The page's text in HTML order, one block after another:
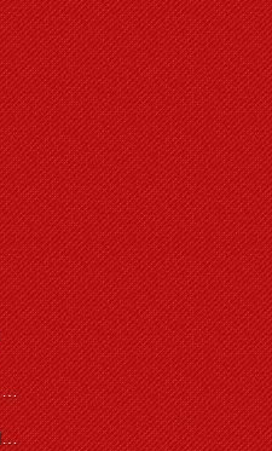
Иван Върбанов – журналист | The News BG Reporter
РЕДАКЦИОННА ПОЛИТИКА НА THE NEWS BG REPORTER